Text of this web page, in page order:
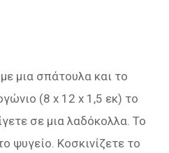
μια σπάτουλα και το
(8 x 12 x 1,5 εκ) το
σε μια λαδόκολλα. Το
ψυγείο. Κοσκινίζετε το